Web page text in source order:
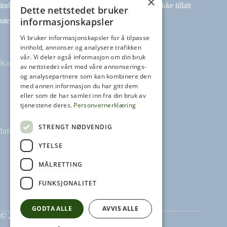
indeksering (for eksempel tekst og datamining) er ikke tillatt
uten avtale.
Kontakt
Tilbakemeldinger
kontakt@heikampen.no
Informasjon
Leseguide
Personvernerklæring
Informasjonskapsler
© 2026 Heikampen AS
Dette nettstedet bruker
informasjonskapsler
Vi bruker informasjonskapsler for å tilpasse
innhold, annonser og analysere trafikken
vår. Vi deler også informasjon om din bruk
av nettstedet vårt med våre annonserings-
og analysepartnere som kan kombinere den
med annen informasjon du har gitt dem
eller som de har samlet inn fra din bruk av
tjenestene deres. Personvernerklæring
STRENGT NØDVENDIG
YTELSE
MÅLRETTING
FUNKSJONALITET
GODTA ALLE AVVIS ALLE